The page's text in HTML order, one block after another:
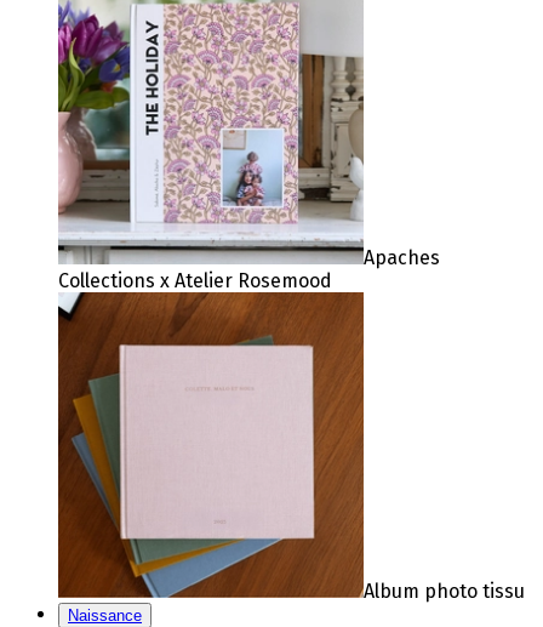
Apaches
Collections x Atelier Rosemood
Album photo tissu
Naissance